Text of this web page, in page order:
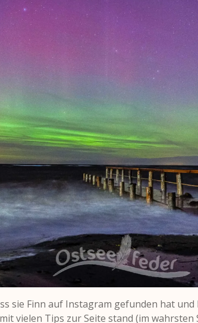
sie Finn auf Instagram gefunden hat
vielen Tips zur Seite stand (im wahrsten